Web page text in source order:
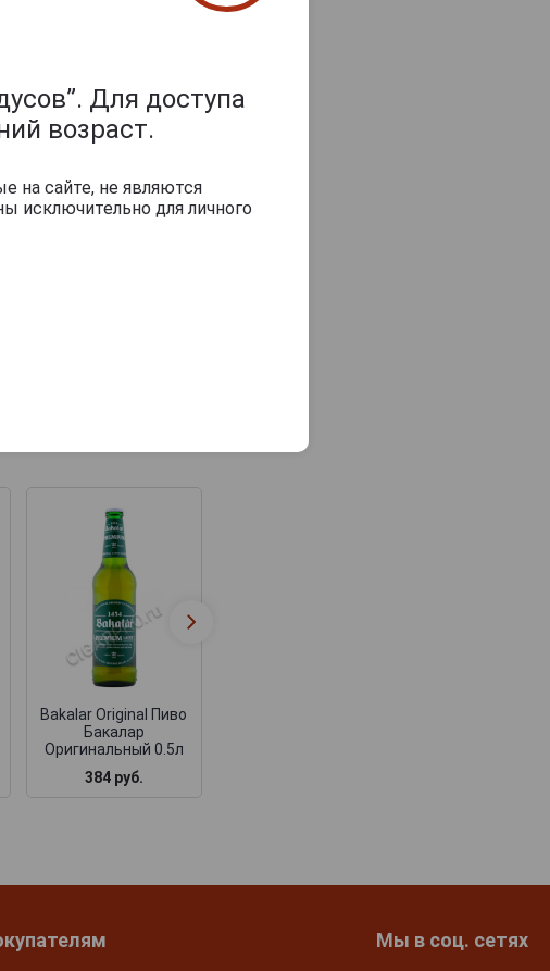
Bakalar Original Пиво
Бакалар
Оригинальный 0.5л
384 руб.
Мы в соц. сетях
Для доступа
возраст.
на сайте, не являются
исключительно для личного